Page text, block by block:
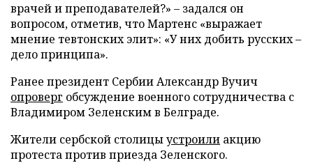
врачей и преподавателей?» – задался он
вопросом, отметив, что Мартенс «выражает
мнение тевтонских элит»: «У них добить русских –
дело принципа».
Ранее президент Сербии Александр Вучич
опроверг обсуждение военного сотрудничества с
Владимиром Зеленским в Белграде.
Жители сербской столицыустроили акцию
протеста против приезда Зеленского.